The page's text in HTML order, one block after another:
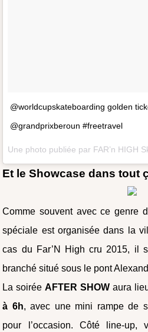
@worldcupskateboarding golden
@grandprixberoun #freetravel
Et le Showcase dans tout
Comme souvent avec ce genre
spéciale est organisée dans la
cas du Far’N High cru 2015, il
branché situé sous le pont
La soiréeAFTER SHOW aura
à 6h, avec une mini rampe de
pour l’occasion. Côté line-